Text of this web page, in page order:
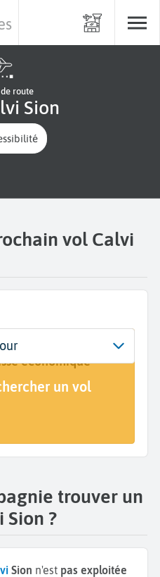
route
Sion
vol Calvi
voyage
économique
un vol
trouver un
Sion ?
Sion n'est pas exploitée